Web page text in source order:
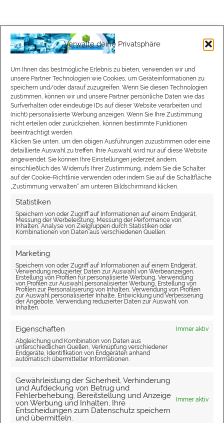
Verwalte deine Privatsphäre
Um Ihnen das bestmögliche Erlebnis zu bieten, verwenden wir und
unsere Partner Technologien wie Cookies, um Geräteinformationen zu
speichern und/oder darauf zuzugreifen. Wenn Sie diesen Technologien
zustimmen, können wir und unsere Partner persönliche Daten wie das
Surfverhalten oder eindeutige IDs auf dieser Website verarbeiten und
(nicht) personalisierte Werbung anzeigen. Wenn Sie Ihre Zustimmung
nicht erteilen oder zurückziehen, können bestimmte Funktionen
beeinträchtigt werden.
Klicken Sie unten, um den obigen Ausführungen zuzustimmen oder eine
detaillierte Auswahl zu treffen. Ihre Auswahl wird nur auf diese Website
angewendet. Sie können Ihre Einstellungen jederzeit ändern,
einschließlich des Widerrufs Ihrer Zustimmung, indem Sie die Schalter
auf der Cookie-Richtlinie verwenden oder indem Sie auf die Schaltfläche
„Zustimmung verwalten“ am unteren Bildschirmrand klicken.
Statistiken
Speichern von oder Zugriff auf Informationen auf einem Endgerät,
Messung der Werbeleistung, Messung der Performance von
Inhalten, Analyse von Zielgruppen durch Statistiken oder
Kombinationen von Daten aus verschiedenen Quellen.
Marketing
Speichern von oder Zugriff auf Informationen auf einem Endgerät,
Verwendung reduzierter Daten zur Auswahl von Werbeanzeigen,
Erstellung von Profilen für personalisierte Werbung, Verwendung
von Profilen zur Auswahl personalisierter Werbung, Erstellung von
Profilen zur Personalisierung von Inhalten, Verwendung von Profilen
zur Auswahl personalisierter Inhalte, Entwicklung und Verbesserung
der Angebote, Verwendung reduzierter Daten zur Auswahl von
Inhalten.
Eigenschaften
Immer aktiv
Abgleichung und Kombination von Daten aus
unterschiedlichen Quellen, Verknüpfung verschiedener
Endgeräte, Identifikation von Endgeräten anhand
automatisch übermittelter Informationen.
Gewährleistung der Sicherheit, Verhinderung
und Aufdeckung von Betrug und
Fehlerbehebung, Bereitstellung und Anzeige
von Werbung und Inhalten, Ihre
Entscheidungen zum Datenschutz speichern
und übermitteln.
Immer aktiv